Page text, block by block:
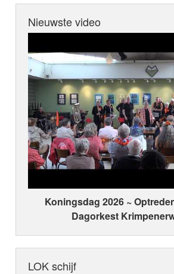
Nieuwste video
Koningsdag 2026 ~
Dagorkest
LOK schijf